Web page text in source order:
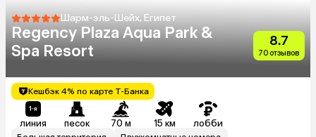
Шарм-эль-Шейх, Египет
Regency Plaza Aqua Park &
Spa Resort
8.7
70 отзывов
Кешбэк 4% по карте Т-Банка
линия песок 70 м 15 км лобби